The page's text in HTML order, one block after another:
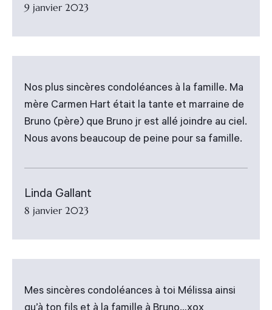
9 janvier 2023
Nos plus sincères condoléances à la famille. Ma
mère Carmen Hart était la tante et marraine de
Bruno (père) que Bruno jr est allé joindre au ciel.
Nous avons beaucoup de peine pour sa famille.
Linda Gallant
8 janvier 2023
Mes sincères condoléances à toi Mélissa ainsi